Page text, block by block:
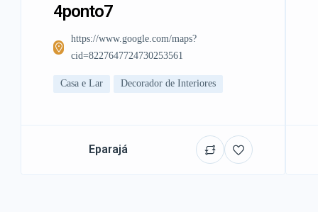
4ponto7
https://www.google.com/maps?
cid=8227647724730253561
Casa e Lar Decorador de Interiores
Eparajá